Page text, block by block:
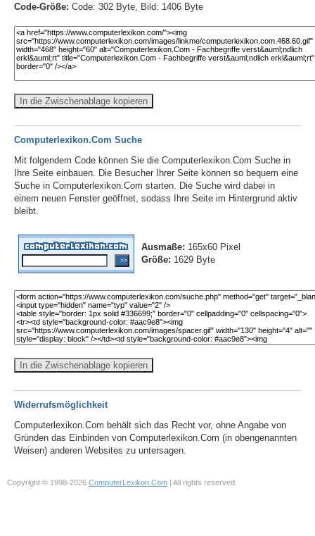
Code-Größe: Code: 302 Byte, Bild: 1406 Byte
In die Zwischenablage kopieren
Computerlexikon.Com Suche
Mit folgendem Code können Sie die Computerlexikon.Com Suche in
Ihre Seite einbauen. Die Besucher Ihrer Seite können so bequem eine
Suche in Computerlexikon.Com starten. Die Suche wird dabei in
einem neuen Fenster geöffnet, sodass Ihre Seite im Hintergrund aktiv
bleibt.
Ausmaße: 165x60 Pixel
Größe: 1629 Byte
In die Zwischenablage kopieren
Widerrufsmöglichkeit
Computerlexikon.Com behält sich das Recht vor, ohne Angabe von
Gründen das Einbinden von Computerlexikon.Com (in obengenannten
Weisen) anderen Websites zu untersagen.
Copyright © 1998-2026 ComputerLexikon.Com | All rights reserved.